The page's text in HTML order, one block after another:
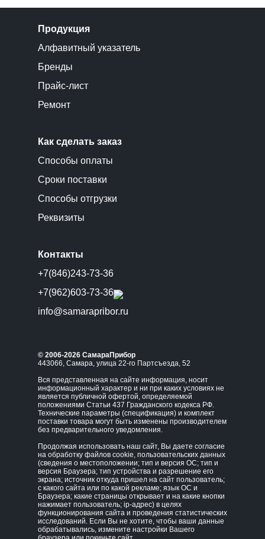
Продукция
Алфавитный указатель
Бренды
Прайс-лист
Ремонт
Как сделать заказ
Способы оплаты
Сроки поставки
Способы отгрузки
Реквизиты
Контакты
+7(846)243-73-36
+7(962)603-73-36
info@samarapribor.ru
© 2006-2026 СамараПрибор
443066, Самара, улица 22-го Партсъезда, 52
Вся представленная на сайте информация, носит
информационный характер и ни при каких условиях не
является публичной офертой, определяемой
положениями Статьи 437 Гражданского кодекса РФ.
Технические параметры (спецификация) и комплект
поставки товара могут быть изменены производителем
без предварительного уведомления.
Продолжая использовать наш сайт, Вы даете согласие
на обработку файлов cookie, пользовательских данных
(сведения о местоположении; тип и версия ОС; тип и
версия Браузера; тип устройства и разрешение его
экрана; источник откуда пришел на сайт пользователь;
с какого сайта или по какой рекламе; язык ОС и
Браузера; какие страницы открывает и на какие кнопки
нажимает пользователь; ip-адрес) в целях
функционирования сайта и проведения статистических
исследований. Если Вы не хотите, чтобы ваши данные
обрабатывались, измените настройки Вашего